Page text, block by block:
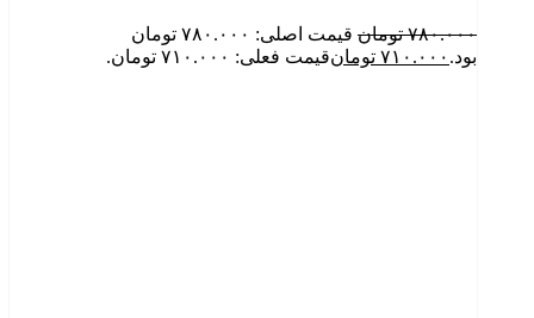
۷۸۰.۰۰۰ تومان
قیمت اصلی: ۷۸۰.۰۰۰ تومان
بود. ۷۱۰.۰۰۰ تومانقیمت فعلی: ۷۱۰.۰۰۰ تومان.